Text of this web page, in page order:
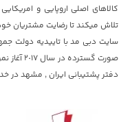
کالاهای اصلی اروپایی و
تلاش میکند تا رضایت مشتریان
سایت دبی مد با تاییدیه دولت
صورت
دفتر پشتیبانی ایران , مشهد در